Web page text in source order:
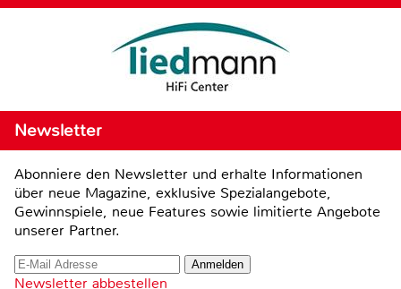
Newsletter
Abonniere den Newsletter und erhalte Informationen
über neue Magazine, exklusive Spezialangebote,
Gewinnspiele, neue Features sowie limitierte Angebote
unserer Partner.
Newsletter abbestellen